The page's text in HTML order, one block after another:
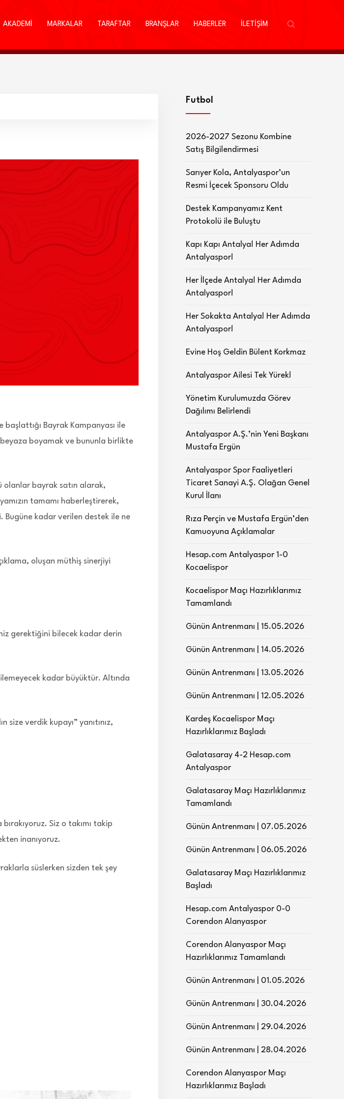
AKADEMİ MARKALAR TARAFTAR BRANŞLAR HABERLER İLETİŞİM
başlattığı Bayrak Kampanyası ile
beyaza boyamak ve bununla birlikte
olanlar bayrak satın alarak,
tamamı haberleştirerek,
Bugüne kadar verilen destek ile ne
oluşan müthiş sinerjiyi
gerektiğini bilecek kadar derin
kadar büyüktür. Altında
size verdik kupayı” yanıtınız,
Siz o takımı takip
inanıyoruz.
süslerken sizden tek şey
Futbol
2026-2027 Sezonu Kombine
Satış Bilgilendirmesi
Sarıyer Kola, Antalyaspor’un
Resmi İçecek Sponsoru Oldu
Destek Kampanyamız Kent
Protokolü ile Buluştu
Kapı Kapı Antalya! Her Adımda
Antalyaspor!
Her İlçede Antalya! Her Adımda
Antalyaspor!
Her Sokakta Antalya! Her Adımda
Antalyaspor!
Evine Hoş Geldin Bülent Korkmaz
Antalyaspor Ailesi Tek Yürek!
Yönetim Kurulumuzda Görev
Dağılımı Belirlendi
Antalyaspor A.Ş.’nin Yeni Başkanı
Mustafa Ergün
Antalyaspor Spor Faaliyetleri
Ticaret Sanayi A.Ş. Olağan Genel
Kurul İlanı
Rıza Perçin ve Mustafa Ergün’den
Kamuoyuna Açıklamalar
Hesap.com Antalyaspor 1-0
Kocaelispor
Kocaelispor Maçı Hazırlıklarımız
Tamamlandı
Günün Antrenmanı | 15.05.2026
Günün Antrenmanı | 14.05.2026
Günün Antrenmanı | 13.05.2026
Günün Antrenmanı | 12.05.2026
Kardeş Kocaelispor Maçı
Hazırlıklarımız Başladı
Galatasaray 4-2 Hesap.com
Antalyaspor
Galatasaray Maçı Hazırlıklarımız
Tamamlandı
Günün Antrenmanı | 07.05.2026
Günün Antrenmanı | 06.05.2026
Galatasaray Maçı Hazırlıklarımız
Başladı
Hesap.com Antalyaspor 0-0
Corendon Alanyaspor
Corendon Alanyaspor Maçı
Hazırlıklarımız Tamamlandı
Günün Antrenmanı | 01.05.2026
Günün Antrenmanı | 30.04.2026
Günün Antrenmanı | 29.04.2026
Günün Antrenmanı | 28.04.2026
Corendon Alanyaspor Maçı
Hazırlıklarımız Başladı